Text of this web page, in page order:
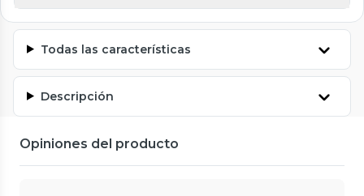
Todas las características
Descripción
Opiniones del producto